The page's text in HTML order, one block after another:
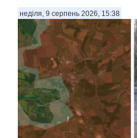
неділя, 9 серпень 2026, 15:38